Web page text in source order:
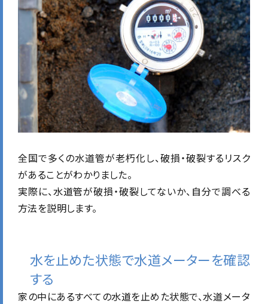
全国で多くの水道管が老朽化し、破損・破裂するリスク
があることがわかりました。
実際に、水道管が破損・破裂してないか、自分で調べる
方法を説明します。
水を止めた状態で水道メーターを確認
する
家の中にあるすべての水道を止めた状態で、水道メータ